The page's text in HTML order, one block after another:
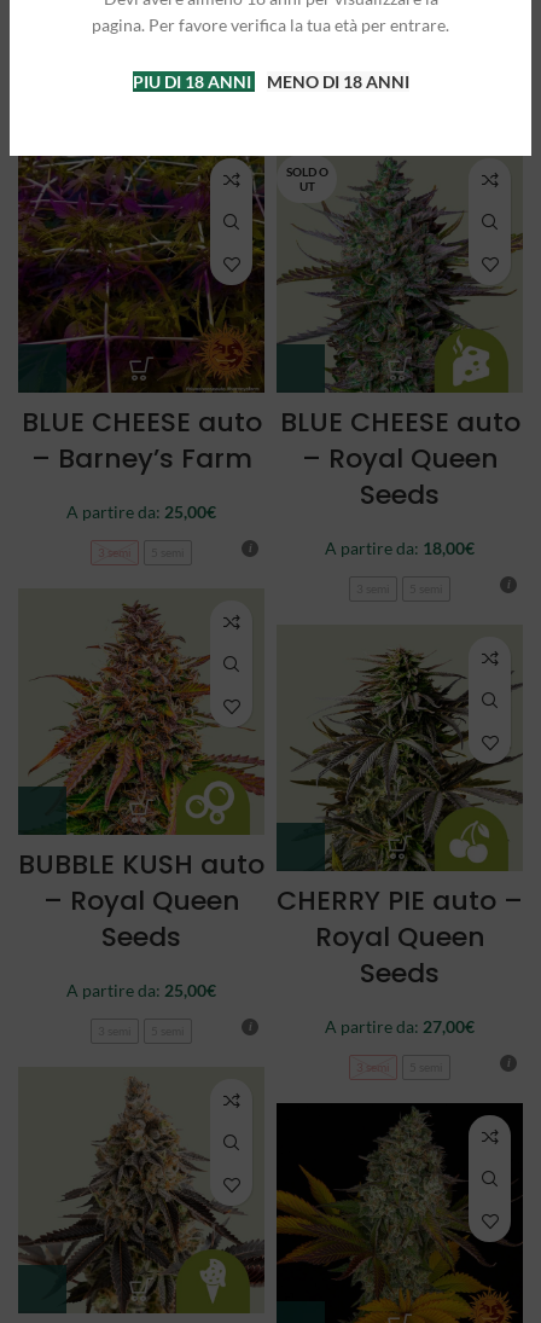
pagina. Per favore verifica la tua età per entrare.
PIU DI 18 ANNI MENO DI 18 ANNI
Queen Seeds
A partire da:25,00€
Queen Seeds
BLUE CHEESE auto
– Barney’s Farm
A partire da: 25,00€
3 semi
SOLD O
UT
BLUE CHEESE auto
– Royal Queen
Seeds
A partire da: 18,00€
BUBBLE KUSH auto
– Royal Queen
Seeds
A partire da: 25,00€
CHERRY PIE auto –
Royal Queen
Seeds
A partire da: 27,00€
3 semi